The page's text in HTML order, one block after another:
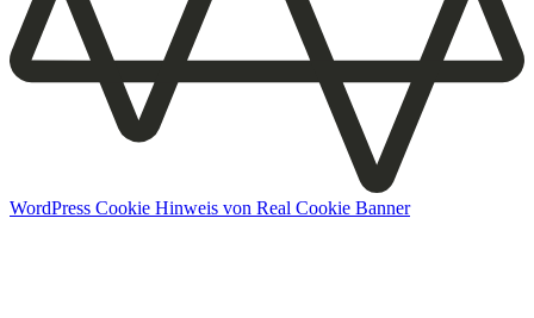
WordPress Cookie Hinweis von Real Cookie Banner